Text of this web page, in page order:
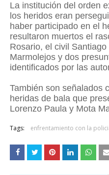
La institución del orden
los heridos eran
haber participado en el
resultaron muertos el
Rosario, el civil
Marmolejos y dos
identificados por las
También son señalados
heridas de bala que
Lorenzo Paula y Mota
Tags: enfrentamiento con la